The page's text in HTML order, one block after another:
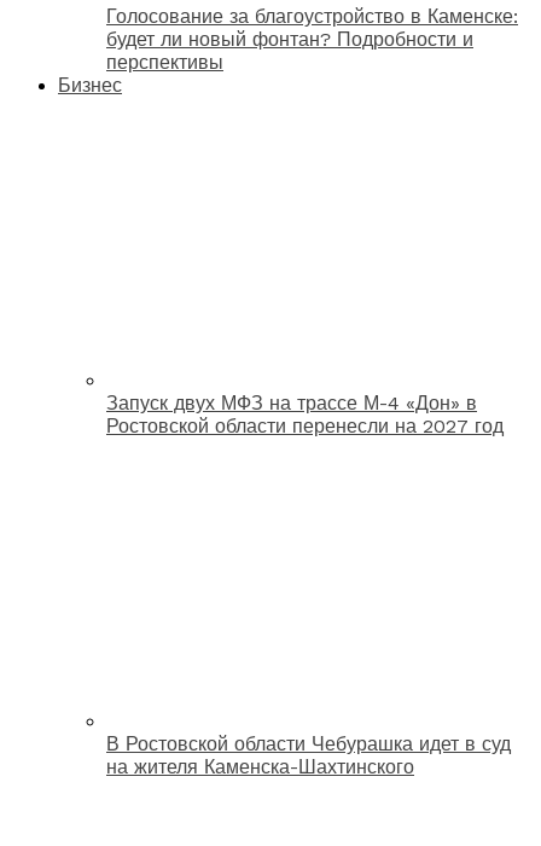
Голосование за благоустройство в Каменске:
будет ли новый фонтан? Подробности и
перспективы
Бизнес
Запуск двух МФЗ на трассе М-4 «Дон» в
Ростовской области перенесли на 2027 год
В Ростовской области Чебурашка идет в суд
на жителя Каменска-Шахтинского